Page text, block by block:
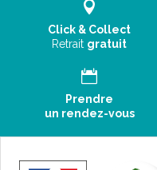
Click & Collect
Retrait gratuit
Prendre
un rendez-vous